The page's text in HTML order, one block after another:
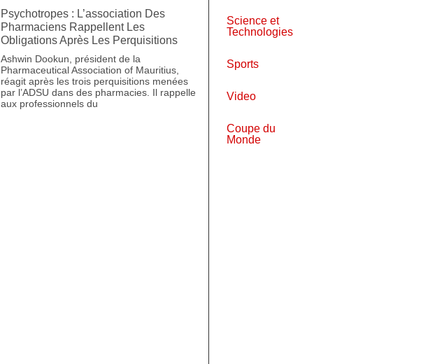
Psychotropes : L’association Des
Pharmaciens Rappellent Les
Obligations Après Les Perquisitions
Ashwin Dookun, président de la
Pharmaceutical Association of Mauritius,
réagit après les trois perquisitions menées
par l’ADSU dans des pharmacies. Il rappelle
aux professionnels du
Science et
Technologies
Sports
Video
Coupe du
Monde